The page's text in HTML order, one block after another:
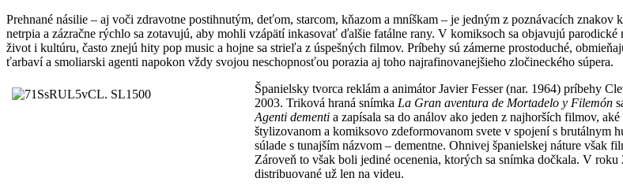
Prehnané násilie – aj voči zdravotne postihnutým, deťom, starcom, kňazom a mníškam – je jedným z poznávacích znakov
netrpia a zázračne rýchlo sa zotavujú, aby mohli vzápätí inkasovať ďalšie fatálne rany. V komiksoch sa objavujú
život i kultúru, často znejú hity pop music a hojne sa strieľa z úspešných filmov. Príbehy sú zámerne prostoduché,
ťarbaví a smoliarski agenti napokon vždy svojou neschopnosťou porazia aj toho najrafinovanejšieho zločineckého súpera.
Španielsky tvorca reklám a animátor Javier Fesser (nar. 1964) príbehy
2003. Triková hraná snímka La Gran aventura de Mortadelo y Filemón
Agenti dementi a zapísala sa do análov ako jeden z najhorších filmov,
štylizovanom a komiksovo zdeformovanom svete v spojení s brutálnym
súlade s tunajším názvom – dementne. Ohnivej španielskej náture
Zároveň to však boli jediné ocenenia, ktorých sa snímka dočkala. V roku
distribuované už len na videu.